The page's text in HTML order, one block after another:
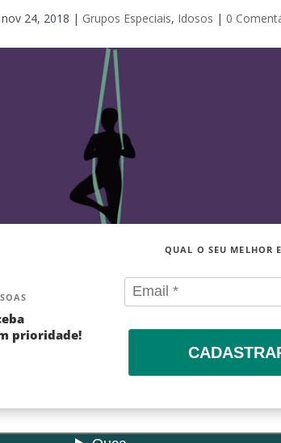
nov 24, 2018 | Grupos Especiais, Idosos | 0
prioridade!
QUAL O SEU MELHOR